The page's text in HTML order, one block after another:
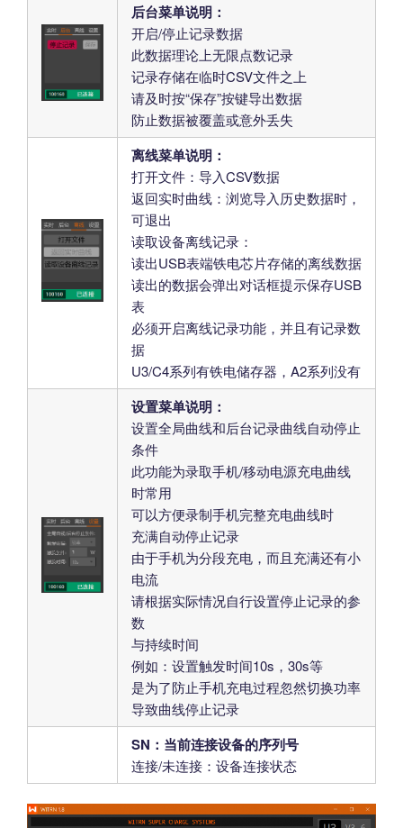
后台菜单说明：
开启/停止记录数据
此数据理论上无限点数记录
记录存储在临时CSV文件之上
请及时按“保存”按键导出数据
防止数据被覆盖或意外丢失
离线菜单说明：
打开文件：导入CSV数据
返回实时曲线：浏览导入历史数据时，
可退出
读取设备离线记录：
读出USB表端铁电芯片存储的离线数据
读出的数据会弹出对话框提示保存USB
表
必须开启离线记录功能，并且有记录数
据
U3/C4系列有铁电储存器，A2系列没有
设置菜单说明：
设置全局曲线和后台记录曲线自动停止
条件
此功能为录取手机/移动电源充电曲线
时常用
可以方便录制手机完整充电曲线时
充满自动停止记录
由于手机为分段充电，而且充满还有小
电流
请根据实际情况自行设置停止记录的参
数
与持续时间
例如：设置触发时间10s，30s等
是为了防止手机充电过程忽然切换功率
导致曲线停止记录
SN：当前连接设备的序列号
连接/未连接：设备连接状态